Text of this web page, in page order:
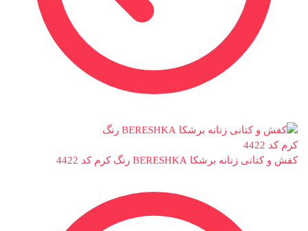
کفش و کتانی زنانه برشکا BERESHKA رنگ کرم کد 4422